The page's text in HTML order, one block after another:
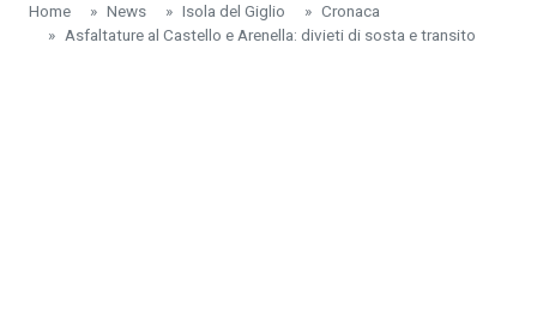
Home News Isola del Giglio
Cronaca
Asfaltature al Castello e Arenella: divieti di sosta e transito